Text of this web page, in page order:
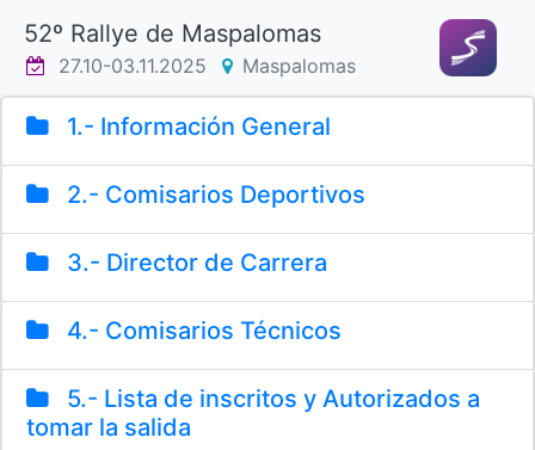
52º Rallye de Maspalomas
27.10-03.11.2025 Maspalomas
1.- Información General
2.- Comisarios Deportivos
3.- Director de Carrera
4.- Comisarios Técnicos
5.- Lista de inscritos y Autorizados a
tomar la salida